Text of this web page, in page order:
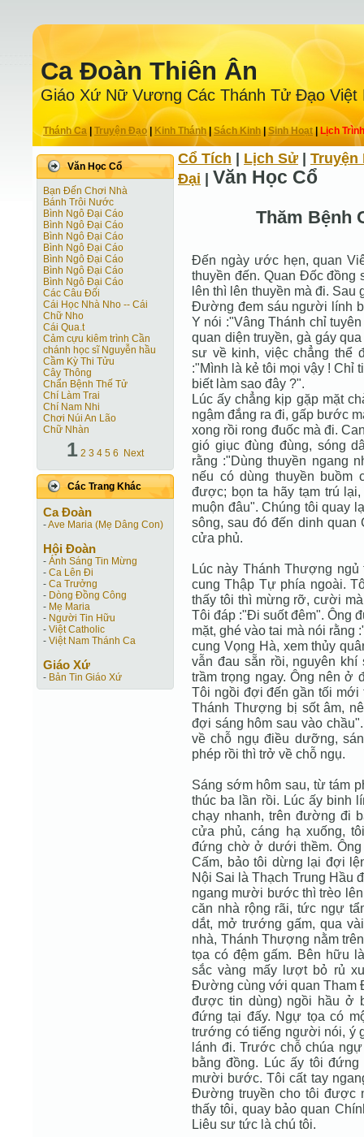
Ca Ðoàn Thiên Ân
Giáo Xứ Nữ Vương Các Thánh Tử Ðạo Việt
Thánh Ca Truyện Ðạo| Kinh Thánh Sách Kinh|Sinh Hoạt| Lịch Trình
Văn Học Cổ
Bạn Đến Chơi Nhà
Bánh Trôi Nước
Bình Ngô Đại Cáo
Bình Ngô Đại Cáo
Bình Ngô Đại Cáo
Bình Ngô Đại Cáo
Bình Ngô Đại Cáo
Bình Ngô Đại Cáo
Bình Ngô Đại Cáo
Các Câu Đối
Cái Học Nhà Nho -- Cái
Chữ Nho
Cái Qua.t
Cảm cựu kiêm trình Cần
chánh học sĩ Nguyễn hầu
Cầm Kỳ Thi Tửu
Cây Thông
Chẩn Bệnh Thế Tử
Chí Làm Trai
Chí Nam Nhi
Chơi Núi An Lão
Chữ Nhàn
1 2 3 4 5 6 Next
Các Trang Khác
Ca Ðoàn
-Ave Maria (Mẹ Dâng Con)
Hội Ðoàn
- Ánh Sáng Tin Mừng
- Ca Lên Đi
- Ca Trưởng
- Dòng Đồng Công
- Mẹ Maria
- Người Tin Hữu
- Việt Catholic
- Việt Nam Thánh Ca
Giáo Xứ
- Bản Tin Giáo Xứ
Cổ Tích Lịch Sử
Truyện
Ðại
Văn Học Cổ
Thăm Bệnh
Đến ngày ước hẹn, quan
thuyền đến. Quan Đốc đồng
lên thì lên thuyền mà đi.
Đường đem sáu người lính
Y nói :"Vâng Thánh chỉ
quan diện truyền, gà gáy
sư về kinh, việc chẳng thể
:"Mình là kẻ tôi mọi vậy ! Chỉ
biết làm sao đây ?".
Lúc ấy chẳng kịp gặp mặt
ngậm đắng ra đi, gấp bước
xong rồi rong đuốc mà đi.
gió giục đùng đùng, sóng
rằng :"Dùng thuyền ngang
nếu có dùng thuyền buồm
được; bọn ta hãy tạm trú
muộn đâu". Chúng tôi quay
sông, sau đó đến dinh
cửa phủ.
Lúc này Thánh Thượng
cung Thập Tự phía ngoài.
thấy tôi thì mừng rỡ, cười
Tôi đáp :"Đi suốt đêm". Ông
mặt, ghé vào tai mà nói
cung Vọng Hà, xem thủy
vẫn đau sẵn rồi, nguyên
trầm trọng ngay. Ông nên ở
Tôi ngồi đợi đến gần tối mới
Thánh Thượng bị sốt âm,
đợi sáng hôm sau vào
về chỗ ngụ điều dưỡng,
phép rồi thì trở về chỗ ngụ.
Sáng sớm hôm sau, từ tám
thúc ba lần rồi. Lúc ấy binh
chạy nhanh, trên đường đi
cửa phủ, cáng hạ xuống,
đứng chờ ở dưới thềm.
Cấm, bảo tôi dừng lại đợi
Nội Sai là Thạch Trung Hầu
ngang mười bước thì trèo
căn nhà rộng rãi, tức ngự
dắt, mở trướng gấm, qua
nhà, Thánh Thượng nằm
tọa có đệm gấm. Bên hữu
sắc vàng mấy lượt bỏ rủ
Đường cùng với quan Tham
được tin dùng) ngồi hầu ở
đứng tại đấy. Ngự tọa có
trướng có tiếng người nói, ý
lánh đi. Trước chỗ chúa
bằng đồng. Lúc ấy tôi
mười bước. Tôi cất tay
Đường truyền cho tôi được
thấy tôi, quay bảo quan
Liêu sư tức là chú tôi.